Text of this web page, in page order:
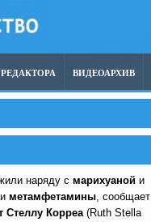
ВИДЕОАРХИВ
наряду с марихуаной и
и метамфетамины, сообщает
Стеллу Корреа(Ruth Stella